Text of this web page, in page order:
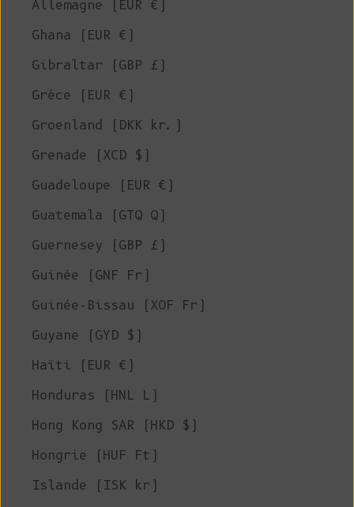
Allemagne (EUR €)
Ghana (EUR €)
Gibraltar (GBP £)
Grèce (EUR €)
Groenland (DKK kr.)
Grenade (XCD $)
Guadeloupe (EUR €)
Guatemala (GTQ Q)
Guernesey (GBP £)
Guinée (GNF Fr)
Guinée-Bissau (XOF Fr)
Guyane (GYD $)
Haïti (EUR €)
Honduras (HNL L)
Hong Kong SAR (HKD $)
Hongrie (HUF Ft)
Islande (ISK kr)